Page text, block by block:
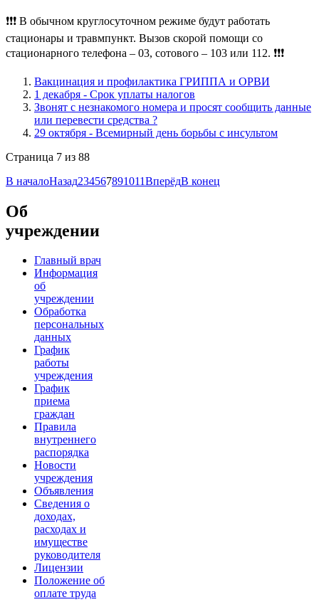
❗❗❗ В обычном круглосуточном режиме будут работать
стационары и травмпункт. Вызов скорой помощи со
стационарного телефона – 03, сотового – 103 или 112. ❗❗❗
Вакцинация и профилактика ГРИППА и ОРВИ
1 декабря - Срок уплаты налогов
Звонят с незнакомого номера и просят сообщить данные
или перевести средства ?
29 октября - Всемирный день борьбы с инсультом
Страница 7 из 88
В началоНазад234567891011ВперёдВ конец
Об
учреждении
Главный врач
Информация
об
учреждении
Обработка
персональных
данных
График
работы
учреждения
График
приема
граждан
Правила
внутреннего
распорядка
Новости
учреждения
Объявления
Сведения о
доходах,
расходах и
имуществе
руководителя
Лицензии
Положение об
оплате труда